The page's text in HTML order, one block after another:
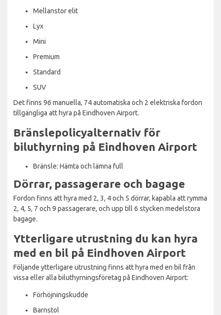
Mellanstor elit
Lyx
Mini
Premium
Standard
SUV
Det finns 96 manuella, 74 automatiska och 2 elektriska fordon
tillgängliga att hyra på Eindhoven Airport.
Bränslepolicyalternativ för
biluthyrning på Eindhoven Airport
Bränsle: Hämta och lämna full
Dörrar, passagerare och bagage
Fordon finns att hyra med 2, 3, 4 och 5 dörrar, kapabla att rymma
2, 4, 5, 7 och 9 passagerare, och upp till 6 stycken medelstora
bagage.
Ytterligare utrustning du kan hyra
med en bil på Eindhoven Airport
Följande ytterligare utrustning finns att hyra med en bil från
vissa eller alla biluthyrningsföretag på Eindhoven Airport:
Förhöjningskudde
Barnstol